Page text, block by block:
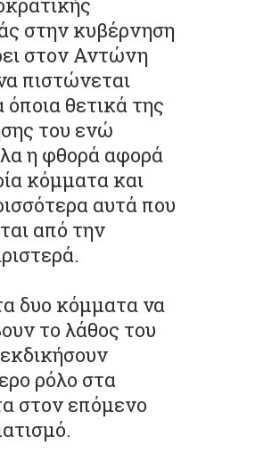
στην κυβέρνηση
στον Αντώνη
πιστώνεται
θετικά της
του ενώ
η φθορά αφορά
κόμματα και
αυτά που
από την
δυο κόμματα να
το λάθος του
ρόλο στα
στον επόμενο